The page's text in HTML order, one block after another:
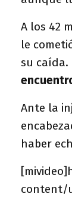
A los 42
le
su caída.
Ante la
haber
content/